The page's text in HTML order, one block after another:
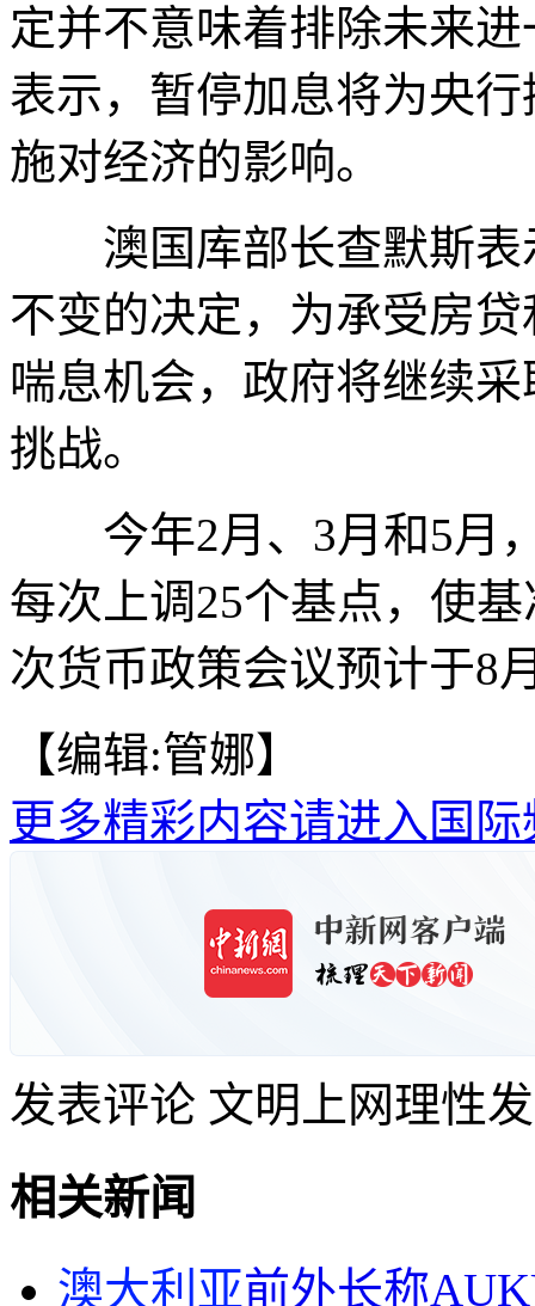
定并不意味着排除未来
表示，暂停加息将为央
施对经济的影响。
澳国库部长查默斯表
不变的决定，为承受房
喘息机会，政府将继续
挑战。
今年2月、3月和5月，
每次上调25个基点，使
次货币政策会议预计于8
【编辑:管娜】
更多精彩内容请进入国际
发表评论 文明上网理性
相关新闻
澳大利亚前外长称